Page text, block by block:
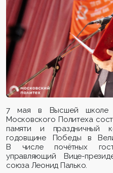
7 мая в Высшей школе
Московского Политеха
памяти и праздничный
годовщине Победы в
В числе почётных
управляющий Вице-
союза Леонид Палько.